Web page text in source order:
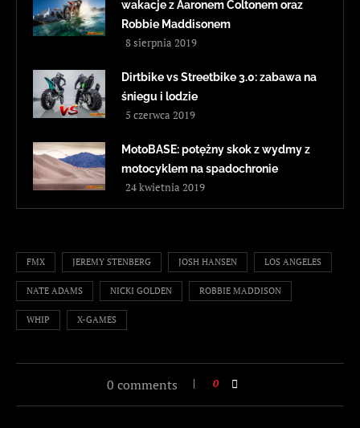
wakacje z Aaronem Coltonem oraz
Robbie Maddisonem
8 sierpnia 2019
Dirtbike vs Streetbike 3.0: zabawa na
śniegu i lodzie
5 czerwca 2019
MotoBASE: potężny skok z wydmy z
motocyklem na spadochronie
24 kwietnia 2019
FMX JEREMY STENBERG JOSH HANSEN LOS ANGELES
NATE ADAMS NICKI GOLDEN ROBBIE MADDISON
WHIP X-GAMES
0 comments 0